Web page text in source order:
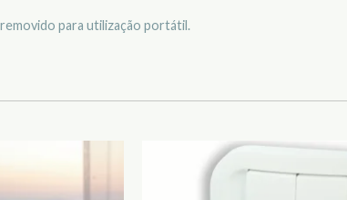
para utilização portátil.